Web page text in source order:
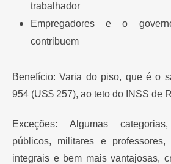
trabalhador
Empregadores e o
contribuem
Benefício: Varia do piso, que é o
954 (US$ 257), ao teto do INSS de
Exceções: Algumas
públicos, militares e professores,
integrais e bem mais vantajosas,